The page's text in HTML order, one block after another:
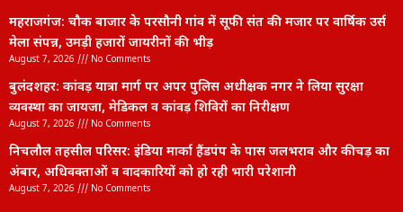
महराजगंज: चौक बाजार के परसौनी गांव में सूफी संत की मजार पर वार्षिक उर्स
मेला संपन्न, उमड़ी हजारों जायरीनों की भीड़
August 7, 2026 No Comments
बुलंदशहर: कांवड़ यात्रा मार्ग पर अपर पुलिस अधीक्षक नगर ने लिया सुरक्षा
व्यवस्था का जायजा, मेडिकल व कांवड़ शिविरों का निरीक्षण
August 7, 2026 No Comments
निचलौल तहसील परिसर: इंडिया मार्का हैंडपंप के पास जलभराव और कीचड़ का
अंबार, अधिवक्ताओं व वादकारियों को हो रही भारी परेशानी
August 7, 2026 No Comments